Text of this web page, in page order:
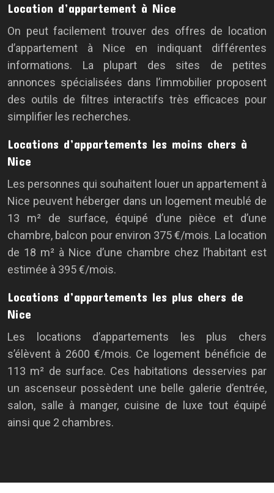
Location d’appartement à Nice
On peut facilement trouver des offres de location
d’appartement à Nice en indiquant différentes
informations. La plupart des sites de petites
annonces spécialisées dans l’immobilier proposent
des outils de filtres interactifs très efficaces pour
simplifier les recherches.
Locations d’appartements les moins chers à
Nice
Les personnes qui souhaitent louer un appartement à
Nice peuvent héberger dans un logement meublé de
13 m² de surface, équipé d’une pièce et d’une
chambre, balcon pour environ 375 €/mois. La location
de 18 m² à Nice d’une chambre chez l’habitant est
estimée à 395 €/mois.
Locations d’appartements les plus chers de
Nice
Les locations d’appartements les plus chers
s’élèvent à 2600 €/mois. Ce logement bénéficie de
113 m² de surface. Ces habitations desservies par
un ascenseur possèdent une belle galerie d’entrée,
salon, salle à manger, cuisine de luxe tout équipé
ainsi que 2 chambres.